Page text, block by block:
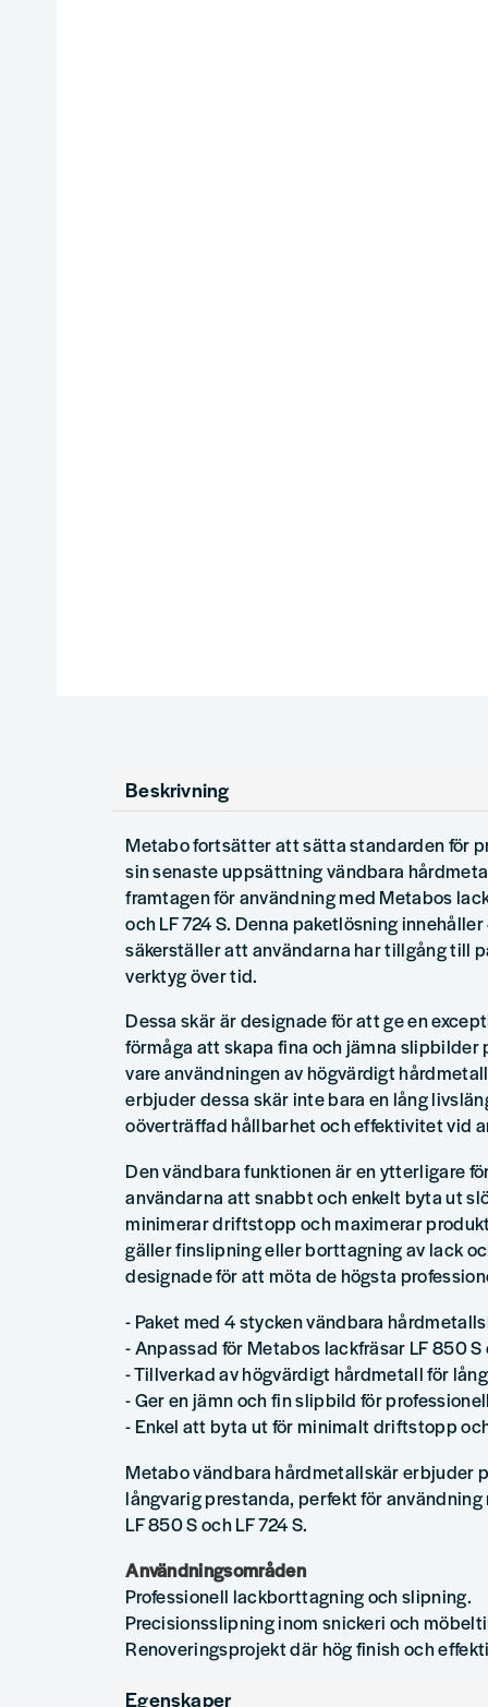
Beskrivning
Metabo fortsätter att sätta standarden för
sin senaste uppsättning vändbara
framtagen för användning med Metabos
och LF 724 S. Denna paketlösning
säkerställer att användarna har tillgång till
verktyg över tid.
Dessa skär är designade för att ge en
förmåga att skapa fina och jämna slipbilder
vare användningen av högvärdigt
erbjuder dessa skär inte bara en lång
oöverträffad hållbarhet och effektivitet vid
Den vändbara funktionen är en ytterligare
användarna att snabbt och enkelt byta ut
minimerar driftstopp och maximerar
gäller finslipning eller borttagning av lack
designade för att möta de högsta
- Paket med 4 stycken vändbara
- Anpassad för Metabos lackfräsar LF 850 S
- Tillverkad av högvärdigt hårdmetall för
- Ger en jämn och fin slipbild för
- Enkel att byta ut för minimalt driftstopp
Metabo vändbara hårdmetallskär erbjuder
långvarig prestanda, perfekt för
LF 850 S och LF 724 S.
Användningsområden
Professionell lackborttagning och slipning.
Precisionsslipning inom snickeri och
Renoveringsprojekt där hög finish och
Egenskaper